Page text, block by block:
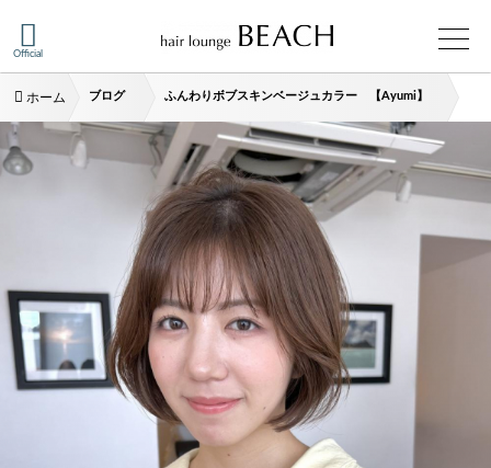
Official
ホーム ブログ ふんわりボブスキンベージュカラー 【Ayumi】